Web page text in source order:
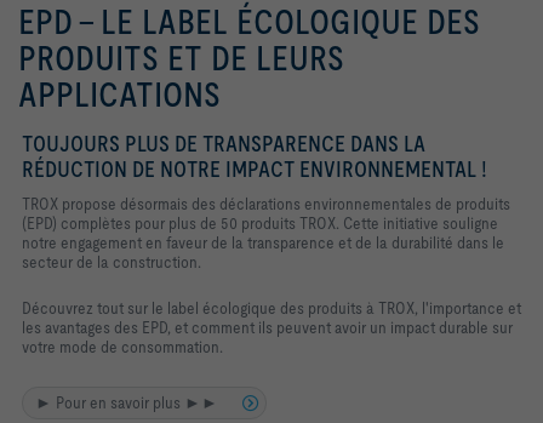
EPD - LE LABEL ÉCOLOGIQUE DES
PRODUITS ET DE LEURS
APPLICATIONS
TOUJOURS PLUS DE TRANSPARENCE DANS LA
RÉDUCTION DE NOTRE IMPACT ENVIRONNEMENTAL !
TROX propose désormais des déclarations environnementales de produits
(EPD) complètes pour plus de 50 produits TROX. Cette initiative souligne
notre engagement en faveur de la transparence et de la durabilité dans le
secteur de la construction.
Découvrez tout sur le label écologique des produits à TROX, l'importance et
les avantages des EPD, et comment ils peuvent avoir un impact durable sur
votre mode de consommation.
► Pour en savoir plus ►►